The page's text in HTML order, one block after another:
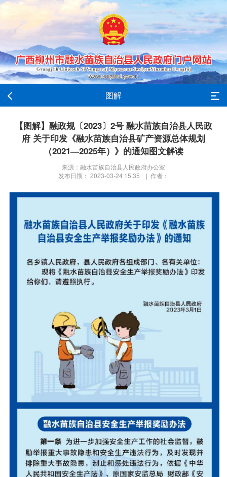
图解
【图解】融政规〔2023〕2号 融水苗族自治县人民政
府 关于印发《融水苗族自治县矿产资源总体规划
（2021—2025年）》的通知图文解读
来源：融水苗族自治县人民政府办公室
发布日期： 2023-03-24 15:35 | 作者：